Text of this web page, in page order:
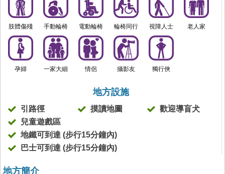
肢體傷殘 手動輪椅 電動輪椅 輪椅同行 視障人士 老人家
孕婦 一家大細 情侶 攝影友 獨行俠
地方設施
引路徑 摸讀地圖
歡迎導盲犬
兒童遊戲區
地鐵可到達 (步行15分鐘內)
巴士可到達 (步行15分鐘內)
地方簡介